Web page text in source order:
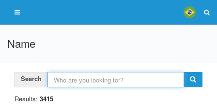
Name
Search
Results: 3415